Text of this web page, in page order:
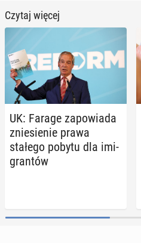
Czytaj więcej
UK: Farage za­po­wia­da
znie­sie­nie prawa
stałego pobytu dla imi­
gran­tów